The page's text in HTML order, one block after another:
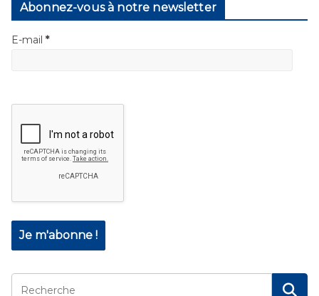
Abonnez-vous à notre newsletter
E-mail *